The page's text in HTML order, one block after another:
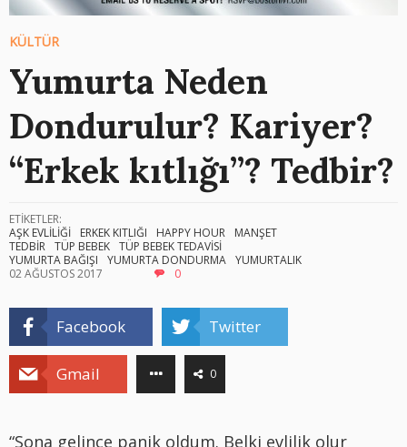
KÜLTÜR
Yumurta Neden
Dondurulur? Kariyer?
“Erkek kıtlığı”? Tedbir?
ETİKETLER:
AŞK EVLİLİĞİ
ERKEK KITLIĞI HAPPY HOUR
MANŞET
TEDBİR TÜP BEBEK TÜP BEBEK TEDAVİSİ
YUMURTA BAĞIŞI
YUMURTA DONDURMA YUMURTALIK
02 AĞUSTOS 2017
0
Facebook Twitter
Gmail 0
“Sona gelince panik oldum. Belki evlilik olur